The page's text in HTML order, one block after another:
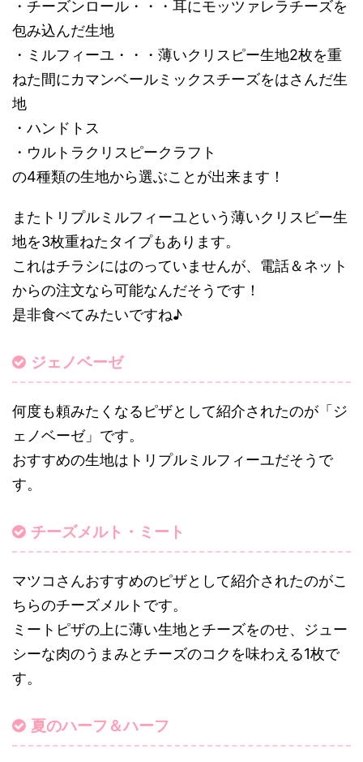
・チーズンロール・・・耳にモッツァレラチーズを
包み込んだ生地
・ミルフィーユ・・・薄いクリスピー生地2枚を重
ねた間にカマンベールミックスチーズをはさんだ生
地
・ハンドトス
・ウルトラクリスピークラフト
の4種類の生地から選ぶことが出来ます！
またトリプルミルフィーユという薄いクリスピー生
地を3枚重ねたタイプもあります。
これはチラシにはのっていませんが、電話＆ネット
からの注文なら可能なんだそうです！
是非食べてみたいですね♪
ジェノベーゼ
何度も頼みたくなるピザとして紹介されたのが「ジ
ェノベーゼ」です。
おすすめの生地はトリプルミルフィーユだそうで
す。
チーズメルト・ミート
マツコさんおすすめのピザとして紹介されたのがこ
ちらのチーズメルトです。
ミートピザの上に薄い生地とチーズをのせ、ジュー
シーな肉のうまみとチーズのコクを味わえる1枚で
す。
夏のハーフ＆ハーフ